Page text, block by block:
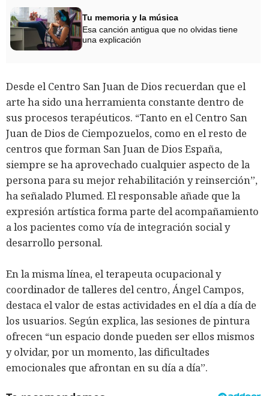
Tu memoria y la música
Esa canción antigua que no olvidas tiene
una explicación
Desde el Centro San Juan de Dios recuerdan que el
arte ha sido una herramienta constante dentro de
sus procesos terapéuticos. “Tanto en el Centro San
Juan de Dios de Ciempozuelos, como en el resto de
centros que forman San Juan de Dios España,
siempre se ha aprovechado cualquier aspecto de la
persona para su mejor rehabilitación y reinserción”,
ha señalado Plumed. El responsable añade que la
expresión artística forma parte del acompañamiento
a los pacientes como vía de integración social y
desarrollo personal.
En la misma línea, el terapeuta ocupacional y
coordinador de talleres del centro, Ángel Campos,
destaca el valor de estas actividades en el día a día de
los usuarios. Según explica, las sesiones de pintura
ofrecen “un espacio donde pueden ser ellos mismos
y olvidar, por un momento, las dificultades
emocionales que afrontan en su día a día”.